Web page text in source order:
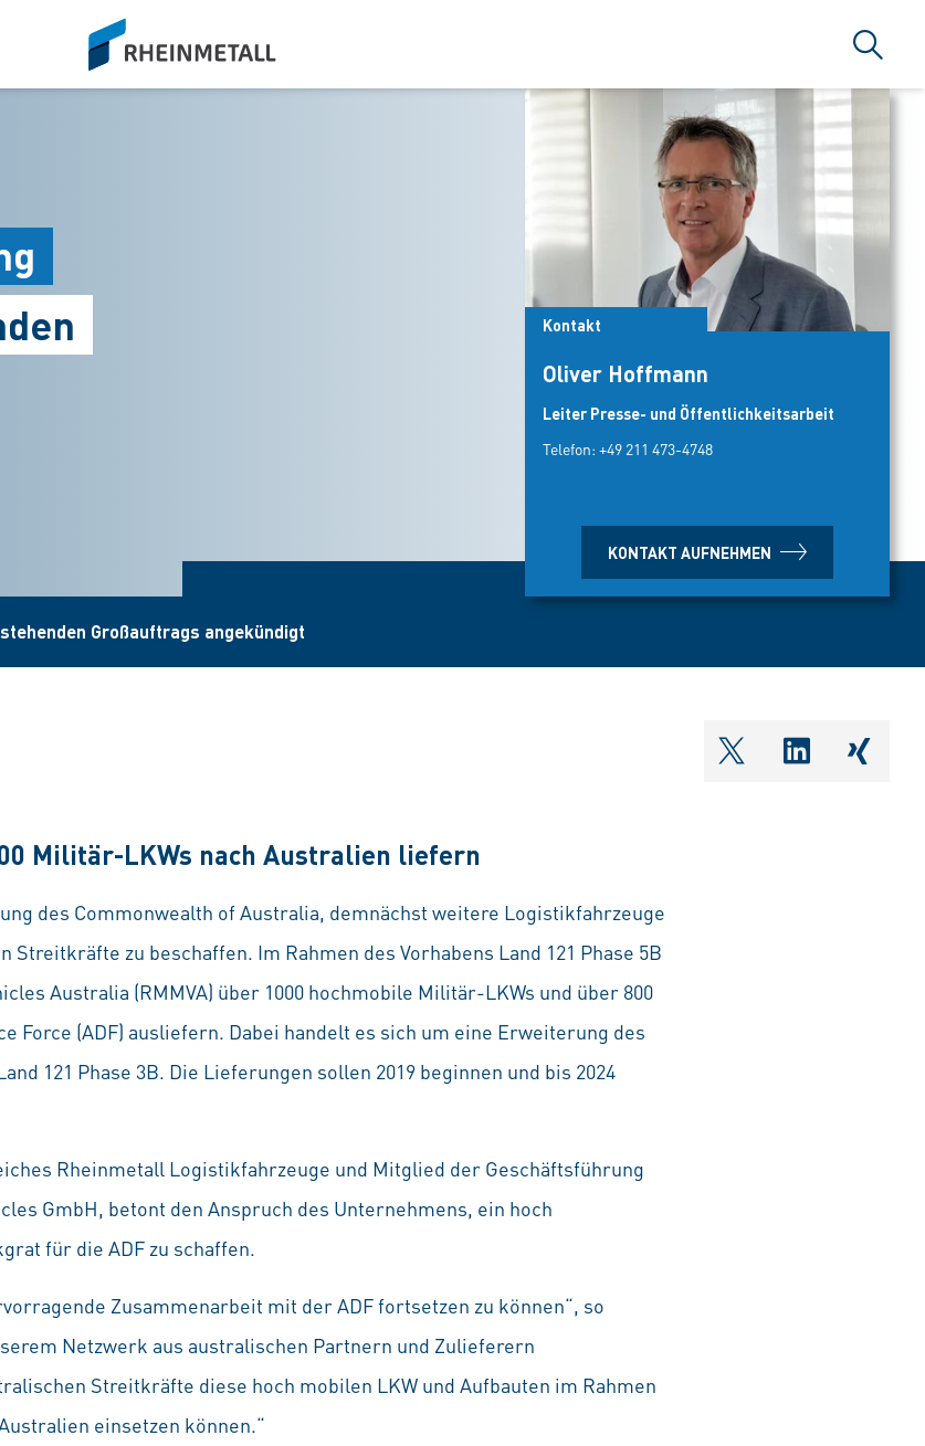
siteLogo
Suche
Kontakt
Oliver Hoffmann
Leiter Presse- und Öffentlichkeitsarbeit
Telefon: +49 211 473-4748
KONTAKT AUFNEHMEN
Großauftrags angekündigt
shareOntwitter
Militär-LKWs nach Australien liefern
des Commonwealth of Australia, demnächst weitere Logistikfahrzeuge
zu beschaffen. Im Rahmen des Vorhabens Land 121 Phase 5B
Australia (RMMVA) über 1000 hochmobile Militär-LKWs und über 800
Force (ADF) ausliefern. Dabei handelt es sich um eine Erweiterung des
121 Phase 3B. Die Lieferungen sollen 2019 beginnen und bis 2024
Rheinmetall Logistikfahrzeuge und Mitglied der Geschäftsführung
GmbH, betont den Anspruch des Unternehmens, ein hoch
für die ADF zu schaffen.
Zusammenarbeit mit der ADF fortsetzen zu können“, so
Netzwerk aus australischen Partnern und Zulieferern
Streitkräfte diese hoch mobilen LKW und Aufbauten im Rahmen
einsetzen können.“